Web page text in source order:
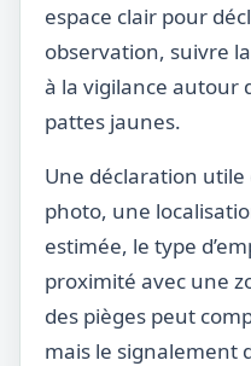
espace clair pour
observation, suivre
à la vigilance autour
pattes jaunes.
Une déclaration
photo, une
estimée, le type
proximité avec une
des pièges peut
mais le signalement